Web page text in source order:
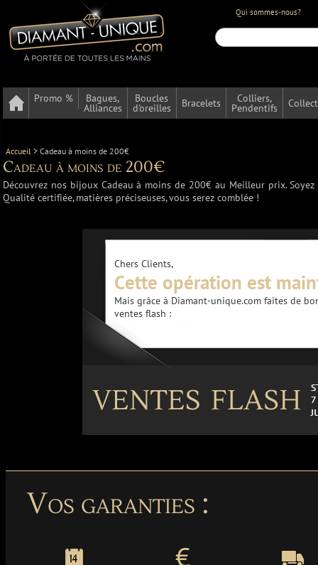
Qui sommes-nous?
Promo % Bagues,
Alliances
Boucles
d'oreilles Bracelets Colliers,
Pendentifs
Accueil > Cadeau à moins de 200€
Cadeau à moins de 200€
Découvrez nos bijoux Cadeau à moins de 200€ au Meilleur prix.
Qualité certifiée, matières préciseuses, vous serez comblée !
Chers Clients,
Cette opération est
Mais grâce à Diamant-unique.com faites de
ventes flash :
Vos garanties :